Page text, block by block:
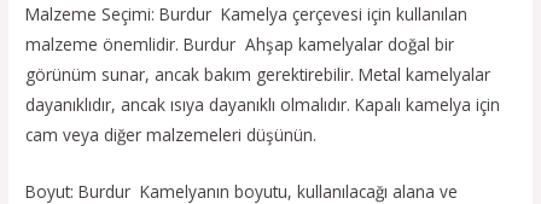
Malzeme Seçimi: Burdur Kamelya çerçevesi için kullanılan
malzeme önemlidir. Burdur Ahşap kamelyalar doğal bir
görünüm sunar, ancak bakım gerektirebilir. Metal kamelyalar
dayanıklıdır, ancak ısıya dayanıklı olmalıdır. Kapalı kamelya için
cam veya diğer malzemeleri düşünün.
Boyut: Burdur Kamelyanın boyutu, kullanılacağı alana ve